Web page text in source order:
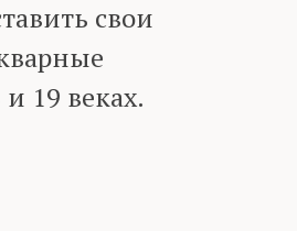
свои
19 веках.